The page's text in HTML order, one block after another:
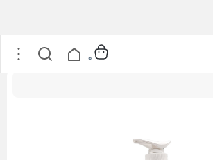
ماسک مو فاقد سولفات احیا کننده و مغذی مو (پروتئین مو) الوکسین
0